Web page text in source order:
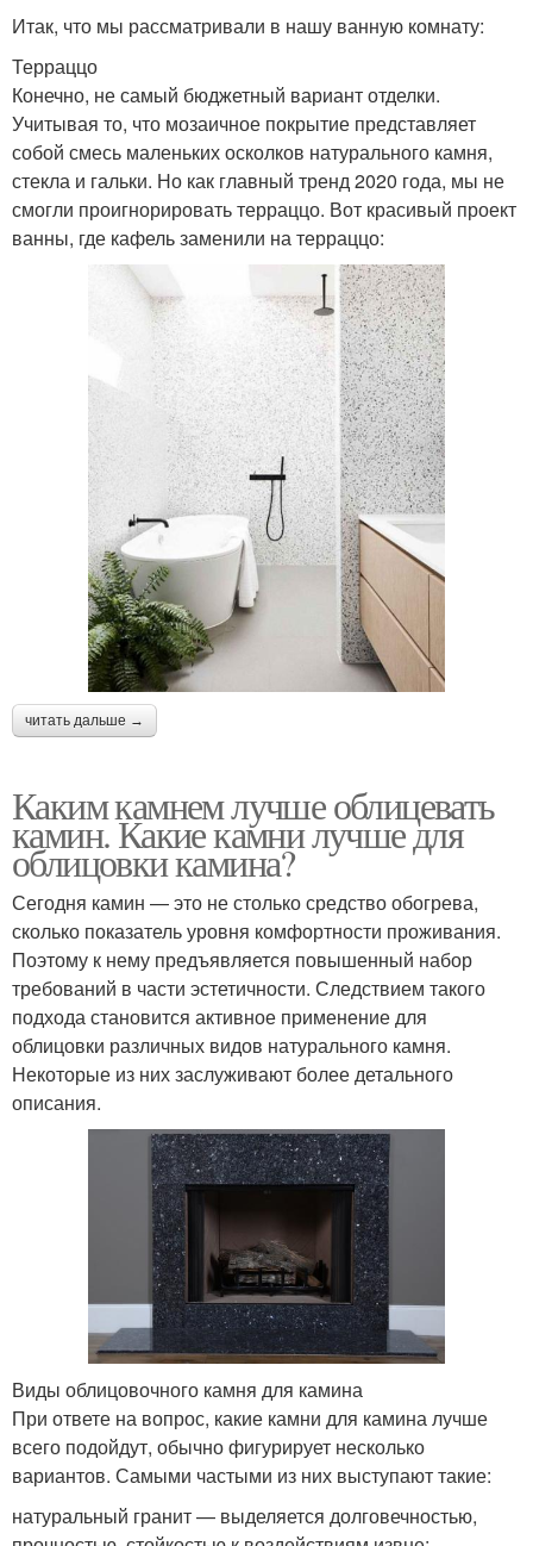
Итак, что мы рассматривали в нашу ванную комнату:
Терраццо
Конечно, не самый бюджетный вариант отделки.
Учитывая то, что мозаичное покрытие представляет
собой смесь маленьких осколков натурального камня,
стекла и гальки. Но как главный тренд 2020 года, мы не
смогли проигнорировать терраццо. Вот красивый проект
ванны, где кафель заменили на терраццо:
читать дальше →
Каким камнем лучше облицевать
камин. Какие камни лучше для
облицовки камина?
Сегодня камин — это не столько средство обогрева,
сколько показатель уровня комфортности проживания.
Поэтому к нему предъявляется повышенный набор
требований в части эстетичности. Следствием такого
подхода становится активное применение для
облицовки различных видов натурального камня.
Некоторые из них заслуживают более детального
описания.
Виды облицовочного камня для камина
При ответе на вопрос, какие камни для камина лучше
всего подойдут, обычно фигурирует несколько
вариантов. Самыми частыми из них выступают такие:
натуральный гранит — выделяется долговечностью,